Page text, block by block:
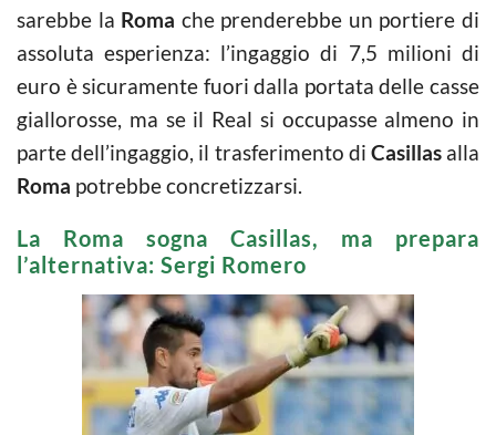
sarebbe la Roma che prenderebbe un portiere di
assoluta esperienza: l’ingaggio di 7,5 milioni di
euro è sicuramente fuori dalla portata delle casse
giallorosse, ma se il Real si occupasse almeno in
parte dell’ingaggio, il trasferimento di Casillasalla
Roma potrebbe concretizzarsi.
La Roma sogna Casillas, ma prepara
l’alternativa: Sergi Romero